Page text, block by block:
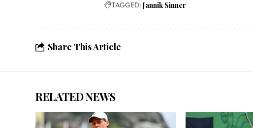
TAGGED: Jannik Sinner
Share This Article
RELATED NEWS